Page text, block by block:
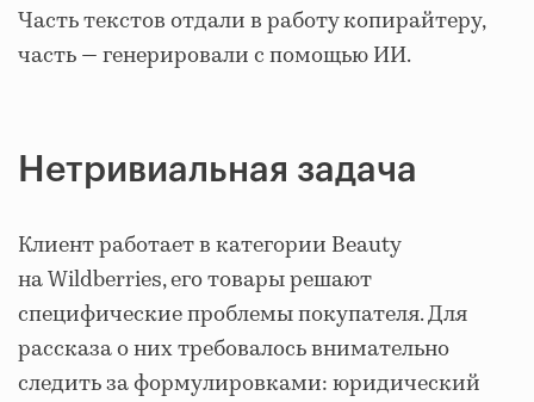
Часть текстов отдали в работу копирайтеру,
часть — генерировали с помощью ИИ.
Нетривиальная задача
Клиент работает в категории Beauty
на Wildberries, его товары решают
специфические проблемы покупателя. Для
рассказа о них требовалось внимательно
следить за формулировками: юридический